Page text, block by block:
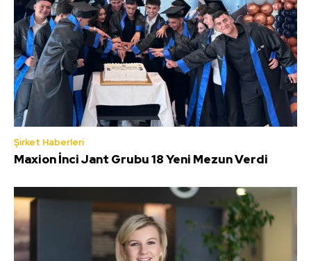
Şirket Haberleri
Maxion İnci Jant Grubu 18 Yeni Mezun Verdi